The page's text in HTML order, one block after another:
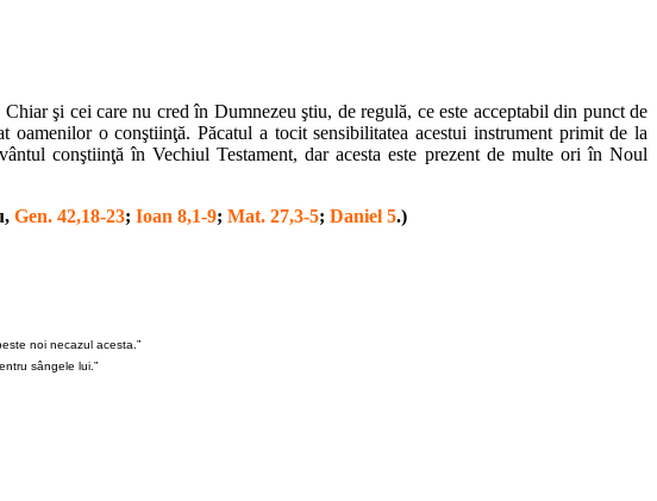
şi cei care nu cred în Dumnezeu ştiu, de regulă, ce este acceptabil din punct de
o conştiinţă. Păcatul a tocit sensibilitatea acestui instrument primit de la
conştiinţă în Vechiul Testament, dar acesta este prezent de multe ori în Noul
Gen. 42,18-23; Ioan 8,1-9; Mat. 27,3-5; Daniel 5.)
noi necazul acesta.”
sângele lui.”